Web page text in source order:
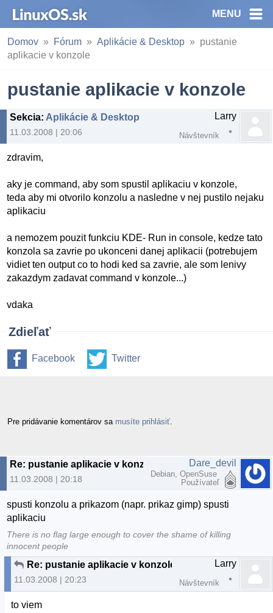
MENU
Domov Fórum Aplikácie & Desktop
pustanie
aplikacie v konzole
pustanie aplikacie v konzole
Sekcia: Aplikácie & Desktop
11.03.2008 | 20:06
Larry
Návštevník
zdravim,
aky je command, aby som spustil aplikaciu v konzole,
teda aby mi otvorilo konzolu a nasledne v nej pustilo nejaku
aplikaciu
a nemozem pouzit funkciu KDE- Run in console, kedze tato
konzola sa zavrie po ukonceni danej aplikacii (potrebujem
vidiet ten output co to hodi ked sa zavrie, ale som lenivy
zakazdym zadavat command v konzole...)
vdaka
Zdieľať
Facebook Twitter
Pre pridávanie komentárov sa musíte prihlásiť
Re: pustanie aplikacie v konzole
11.03.2008 | 20:18
Dare_devil
Debian, OpenSuse
Používateľ
spusti konzolu a prikazom (napr. prikaz gimp) spusti
aplikaciu
There is no flag large enough to cover the shame of killing
innocent people
Re: pustanie aplikacie v konzole
11.03.2008 | 20:23
Larry
Návštevník
to viem